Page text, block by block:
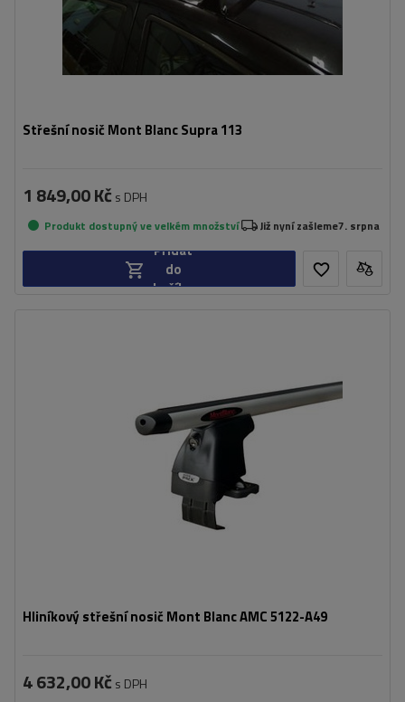
Střešní nosič Mont Blanc Supra 113
1 849,00 Kč s DPH
Produkt dostupný ve velkém množství Již nyní zašleme7. srpna
Přidat
do
košíku
Hliníkový střešní nosič Mont Blanc AMC 5122-A49
4 632,00 Kč s DPH